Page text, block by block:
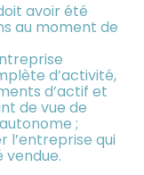
avoir été
au moment de
d’activité,
d’actif et
de vue de
;
l’entreprise qui
vendue.